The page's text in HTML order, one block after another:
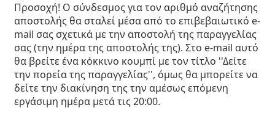
Προσοχή! Ο σύνδεσμος για τον αριθμό αναζήτησης
αποστολής θα σταλεί μέσα από το επιβεβαιωτικό e-
mail σας σχετικά με την αποστολή της παραγγελίας
σας (την ημέρα της αποστολής της). Στο e-mail αυτό
θα βρείτε ένα κόκκινο κουμπί με τον τίτλο ''Δείτε
την πορεία της παραγγελίας'', όμως θα μπορείτε να
δείτε την διακίνηση της την αμέσως επόμενη
εργάσιμη ημέρα μετά τις 20:00.